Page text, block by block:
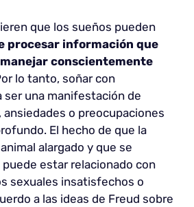
que los sueños pueden
procesar información que
conscientemente
lo tanto, soñar con
una manifestación de
o preocupaciones
El hecho de que la
alargado y que se
estar relacionado con
sexuales insatisfechos o
a las ideas de Freud sobre